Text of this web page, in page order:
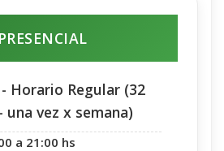
PRESENCIAL
- Horario Regular (32
una vez x semana)
a 21:00 hs